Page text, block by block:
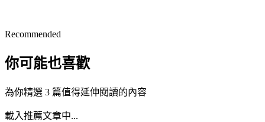
Recommended
你可能也喜歡
為你精選 3 篇值得延伸閱讀的內容
載入推薦文章中...